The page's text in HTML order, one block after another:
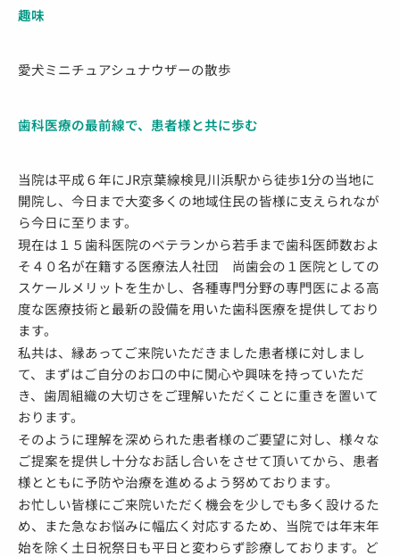
趣味
愛犬ミニチュアシュナウザーの散歩
歯科医療の最前線で、患者様と共に歩む
当院は平成６年にJR京葉線検見川浜駅から徒歩1分の当地に
開院し、今日まで大変多くの地域住民の皆様に支えられなが
ら今日に至ります。
現在は１５歯科医院のベテランから若手まで歯科医師数およ
そ４０名が在籍する医療法人社団 尚歯会の１医院としての
スケールメリットを生かし、各種専門分野の専門医による高
度な医療技術と最新の設備を用いた歯科医療を提供しており
ます。
私共は、縁あってご来院いただきました患者様に対しまし
て、まずはご自分のお口の中に関心や興味を持っていただ
き、歯周組織の大切さをご理解いただくことに重きを置いて
おります。
そのように理解を深められた患者様のご要望に対し、様々な
ご提案を提供し十分なお話し合いをさせて頂いてから、患者
様とともに予防や治療を進めるよう努めております。
お忙しい皆様にご来院いただく機会を少しでも多く設けるた
め、また急なお悩みに幅広く対応するため、当院では年末年
始を除く土日祝祭日も平日と変わらず診療しております。ど